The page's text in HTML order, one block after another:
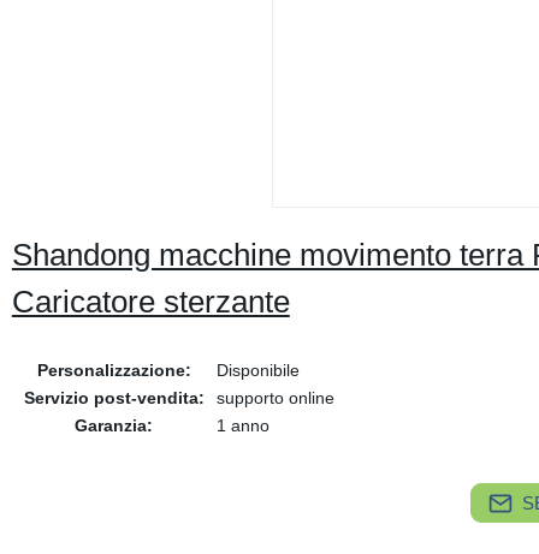
Shandong macchine movimento
Caricatore sterzante
Personalizzazione:
Disponibile
Servizio post-vendita:
supporto online
Garanzia:
1 anno